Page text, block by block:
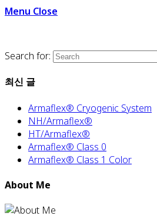
Menu Close
Search for:
최신 글
Armaflex® Cryogenic System
NH/Armaflex®
HT/Armaflex®
Armaflex® Class 0
Armaflex® Class 1 Color
About Me